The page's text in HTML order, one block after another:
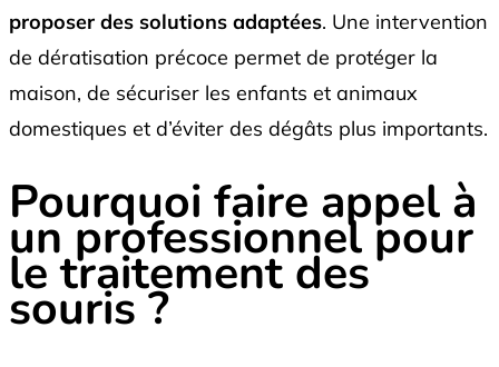
proposer des solutions adaptées. Une intervention
de dératisation précoce permet de protéger la
maison, de sécuriser les enfants et animaux
domestiques et d’éviter des dégâts plus importants.
Pourquoi faire appel à
un professionnel pour
le traitement des
souris ?